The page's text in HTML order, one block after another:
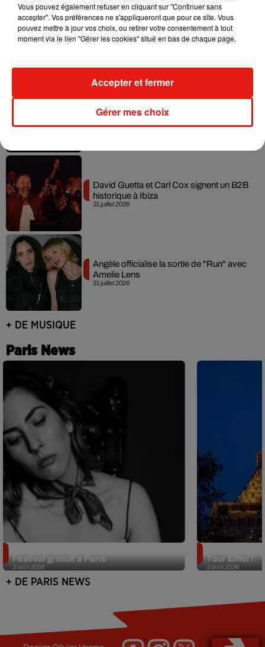
Fred again.. et Latin Mafia dévoilent enfin
leur mixtape créée en...
31 juillet 2026
Swedish House Mafia et Lykke Li
dévoilent « Happiness Is So Sad »
31 juillet 2026
David Guetta et Carl Cox signent un B2B
historique à Ibiza
31 juillet 2026
Angèle officialise la sortie de "Run" avec
Amelie Lens
+ DE MUSIQUE
Paris News
3 août 2026
Festival gratuit à Paris
3 août 2026
Tour Eiffel !
+ DE PARIS NEWS
Vous pouvez également refuser en cliquant sur "Continuer sans
accepter". Vos préférences ne s'appliqueront que pour ce site. Vous
pouvez mettre à jour vos choix, ou retirer votre consentement à tout
moment via le lien "Gérer les cookies" situé en bas de chaque page.
Gérer mes choix
Accepter et fermer